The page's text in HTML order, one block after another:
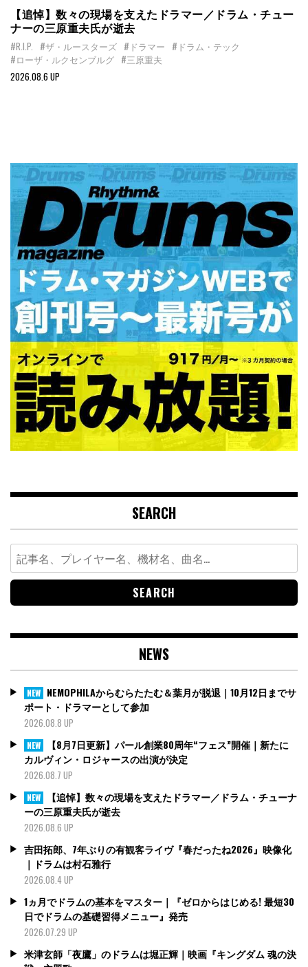
【追悼】数々の現場を支えたドラマー／ドラム・チュー
ナーの三原重夫氏が逝去
#R.I.P. #ザ・ルースターズ #ドラマー #ドラム・テック
#ローザ・ルクセンブルグ #三原重夫
2026.08.6 UP
SEARCH
Search
for:
NEWS
NEW NEMOPHILAからむらたたむ＆葉月が脱退｜10月12日までサ
ポート・ドラマーとして参加
2026.08.8 UP
NEW
【8月7日更新】パール創業80周年“フェス”開催｜新たに
カルヴィン・ロジャースの出演が決定
2026.08.7 UP
NEW
【追悼】数々の現場を支えたドラマー／ドラム・チューナ
ーの三原重夫氏が逝去
2026.08.6 UP
吉田拓郎、7年ぶりの有観客ライヴ『春だったね2026』映像化
｜ドラムは村石雅行
2026.08.4 UP
1ヵ月でドラムの基本をマスター｜『ゼロからはじめる! 最短30
日でドラムの基礎習得メニュー』発売
2026.07.29 UP
米津玄師「夜鷹」のドラムは堀正輝｜映画『キングダム 魂の決